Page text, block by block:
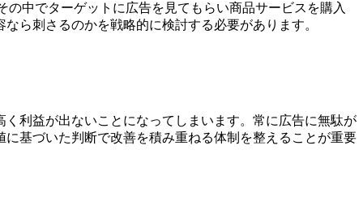
の中でターゲットに広告を見てもらい商品サービスを購入
ら刺さるのかを戦略的に検討する必要があります。
利益が出ないことになってしまいます。常に広告に無駄が
基づいた判断で改善を積み重ねる体制を整えることが重要